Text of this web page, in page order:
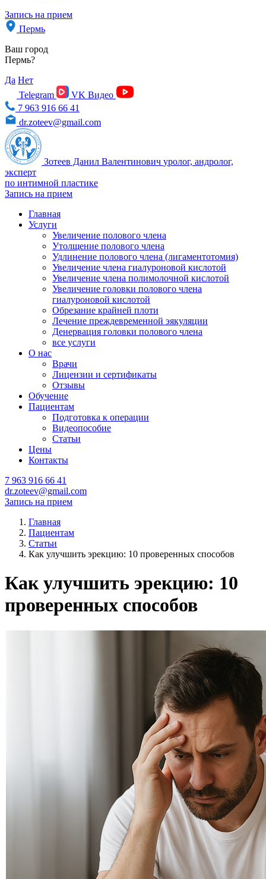
Запись на прием
Пермь
Ваш город
Пермь?
Да Нет
Telegram
VK Видео
7 963 916 66 41
dr.zoteev@gmail.com
Зотеев Данил Валентинович уролог, андролог,
эксперт
по интимной пластике
Запись на прием
Главная
Услуги
Увеличение полового члена
Утолщение полового члена
Удлинение полового члена (лигаментотомия)
Увеличение члена гиалуроновой кислотой
Увеличение члена полимолочной кислотой
Увеличение головки полового члена
гиалуроновой кислотой
Обрезание крайней плоти
Лечение преждевременной эякуляции
Денервация головки полового члена
все услуги
О нас
Врачи
Лицензии и сертификаты
Отзывы
Обучение
Пациентам
Подготовка к операции
Видеопособие
Статьи
Цены
Контакты
7 963 916 66 41
dr.zoteev@gmail.com
Запись на прием
Главная
Пациентам
Статьи
Как улучшить эрекцию: 10 проверенных способов
Как улучшить эрекцию: 10
проверенных способов